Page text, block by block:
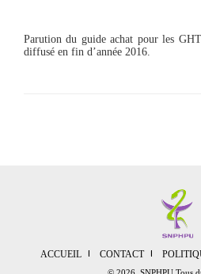
Parution du guide achat pour les
diffusé en fin d’année 2016.
ACCUEIL CONTACT